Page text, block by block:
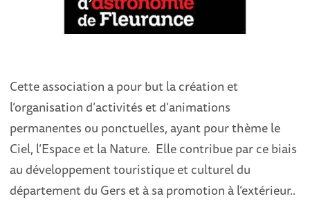
Cette association a pour but la création et
l’organisation d’activités et d’animations
permanentes ou ponctuelles, ayant pour thème le
Ciel, l’Espace et la Nature. Elle contribue par ce biais
au développement touristique et culturel du
département du Gers et à sa promotion à l’extérieur..